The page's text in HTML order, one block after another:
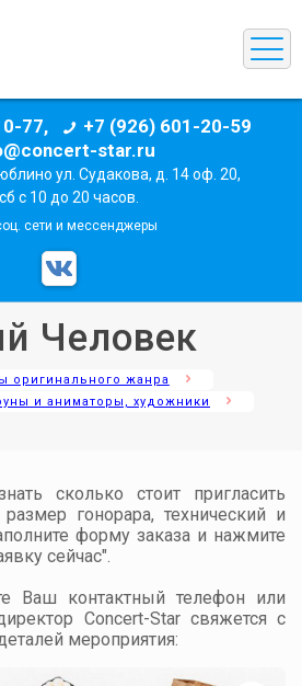
77,
+7 (926) 601-20-59
star.ru
ул. Судакова, д. 14 оф. 20,
с 10 до 20 часов.
сети и мессенджеры
Человек
оригинального жанра
и аниматоры, художники
сколько стоит пригласить
гонорара, технический и
форму заказа и нажмите
сейчас".
Ваш контактный телефон или
Concert-Star свяжется с
мероприятия: